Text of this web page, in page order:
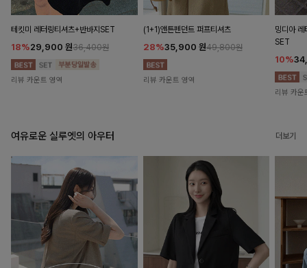
테킷미 레터링티셔츠+반바지SET
18%29,900 원36,400원
리뷰 카운트 영역
(1+1)앤튼펜던트 퍼프티셔츠
28%35,900 원49,800원
리뷰 카운트 영역
밍디아 레
SET
10%
리뷰 카운
여유로운 실루엣의 아우터 더보기